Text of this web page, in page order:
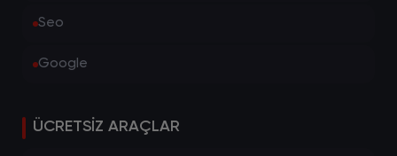
Seo
Google
ÜCRETSIZ ARAÇLAR